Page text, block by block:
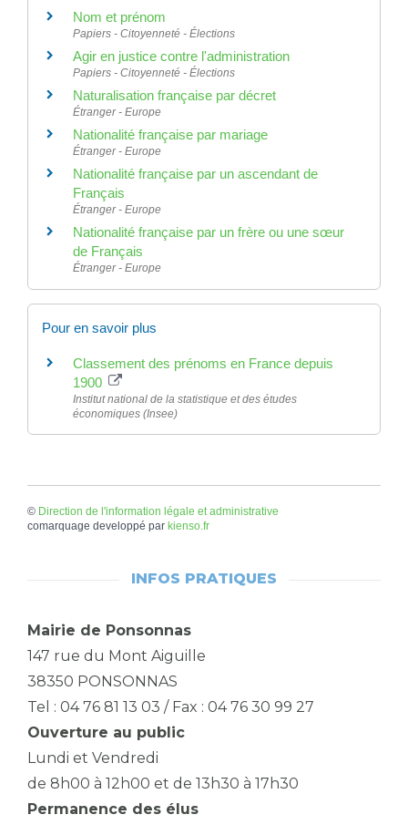
Nom et prénom
Papiers - Citoyenneté - Élections
Agir en justice contre l'administration
Papiers - Citoyenneté - Élections
Naturalisation française par décret
Étranger - Europe
Nationalité française par mariage
Étranger - Europe
Nationalité française par un ascendant de
Français
Étranger - Europe
Nationalité française par un frère ou une sœur
de Français
Étranger - Europe
Pour en savoir plus
Classement des prénoms en France depuis
1900
Institut national de la statistique et des études
économiques (Insee)
© Direction de l'information légale et administrative
comarquage developpé par kienso.fr
INFOS PRATIQUES
Mairie de Ponsonnas
147 rue du Mont Aiguille
38350 PONSONNAS
Tel : 04 76 81 13 03 / Fax : 04 76 30 99 27
Ouverture au public
Lundi et Vendredi
de 8h00 à 12h00 et de 13h30 à 17h30
Permanence des élus